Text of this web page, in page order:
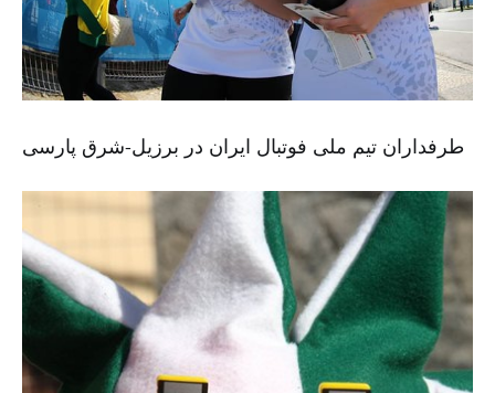
طرفداران تیم ملی فوتبال ایران در برزیل-شرق پارسی